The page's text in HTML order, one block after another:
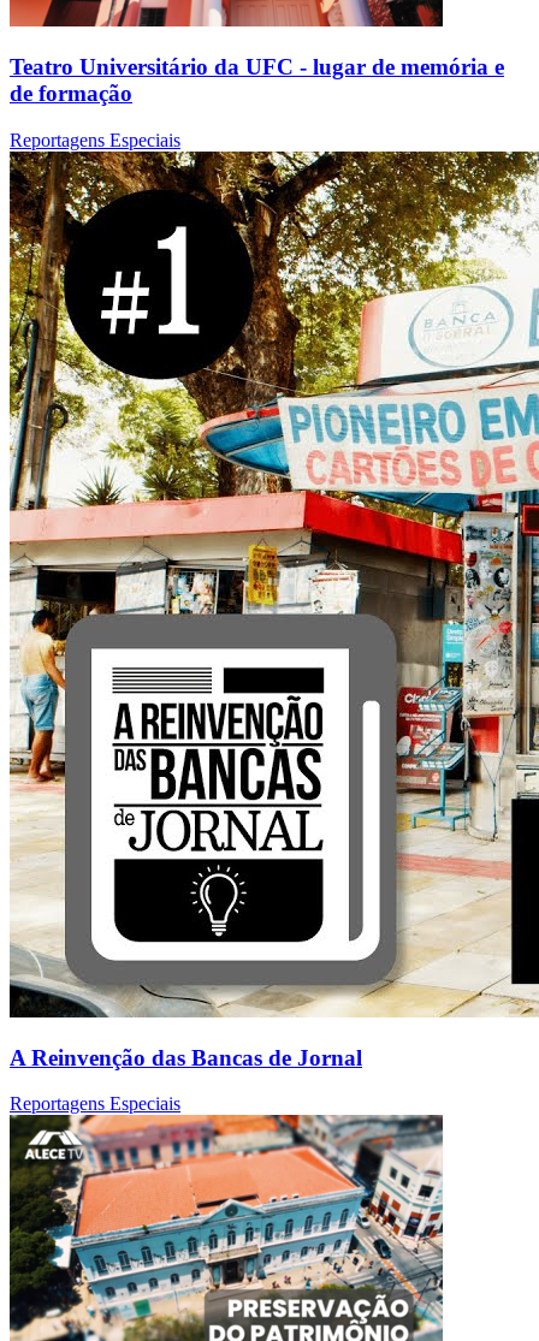
Teatro Universitário da UFC - lugar de memória e
de formação
Reportagens Especiais
A Reinvenção das Bancas de Jornal
Reportagens Especiais